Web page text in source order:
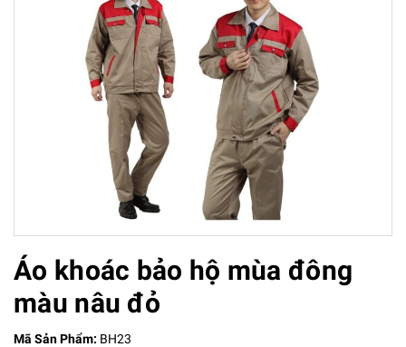
Áo khoác bảo hộ mùa đông
màu nâu đỏ
Mã Sản Phẩm: BH23